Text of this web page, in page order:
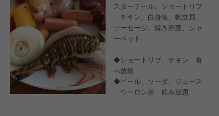
スターテール、ショートリブ
、チキン、白身魚、帆立貝、
ソーセージ、焼き野菜、シャ
ーベット
◆ショートリブ、チキン 食
べ放題
◆ビール、ソーダ、ジュース
、ウーロン茶 飲み放題